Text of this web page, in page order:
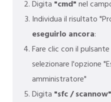
Digita "cmd"nel
Individua il risultato
eseguirlo ancora:
Fare clic con il
selezionare l'opzione
amministratore"
Digita "sfc / scannow"